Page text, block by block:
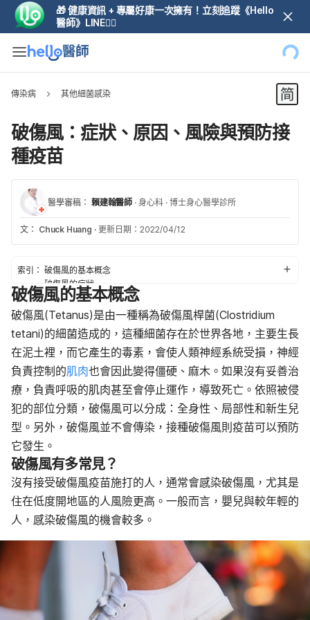
🎁 健康資訊 + 專屬好康一次擁有！立刻追蹤《Hello
醫師》LINE👆🏼
傳染病 其他細菌感染
破傷風：症狀、原因、風險與預防接
種疫苗
醫學審稿： 賴建翰醫師 · 身心科 · 博士身心醫學診所
文： Chuck Huang · 更新日期：2022/04/12
索引： 破傷風的基本概念
破傷風的症狀
破傷風的原因
破傷風的風險因素
破傷風的診斷與治療
避免破傷風的生活調整與居家療法
破傷風的疫苗資訊
破傷風的基本概念
破傷風(Tetanus)是由一種稱為破傷風桿菌(Clostridium
tetani)的細菌造成的，這種細菌存在於世界各地，主要生長
在泥土裡，而它產生的毒素，會使人類神經系統受損，神經
負責控制的肌肉也會因此變得僵硬、麻木。如果沒有妥善治
療，負責呼吸的肌肉甚至會停止運作，導致死亡。 依照被侵
犯的部位分類，破傷風可以分成：全身性、局部性和新生兒
型 。 另外，破傷風並不會傳染，接種破傷風則疫苗可以預防
它發生。
破傷風有多常見？
沒有接受破傷風疫苗施打的人，通常會感染破傷風，尤其是
住在低度開地區的人風險更高。一般而言，嬰兒與較年輕的
人，感染破傷風的機會較多。